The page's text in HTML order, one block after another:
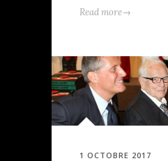
Read more→
1 OCTOBRE 2017